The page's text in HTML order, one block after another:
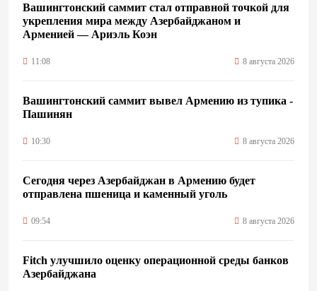
Вашингтонский саммит стал отправной точкой для
укрепления мира между Азербайджаном и
Арменией — Ариэль Коэн
11:08 8 августа 2026
Вашингтонский саммит вывел Армению из тупика -
Пашинян
10:30 8 августа 2026
Сегодня через Азербайджан в Армению будет
отправлена пшеница и каменный уголь
09:54 8 августа 2026
Fitch улучшило оценку операционной среды банков
Азербайджана